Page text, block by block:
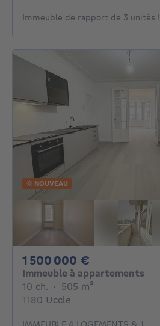
Immeuble de rapport de 3 unités !
NOUVEAU
1 500 000 €
Immeuble à appartements
10 ch. 10 chambres
· 505 m²
1180 Uccle